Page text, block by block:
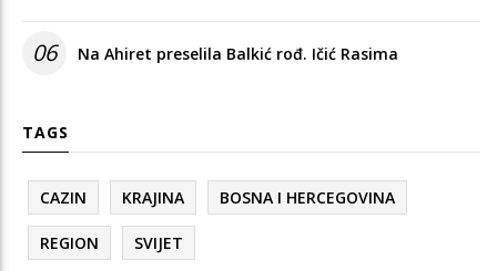
06 Na Ahiret preselila Balkić rođ. Ičić Rasima
TAGS
CAZIN KRAJINA BOSNA I HERCEGOVINA
REGION SVIJET